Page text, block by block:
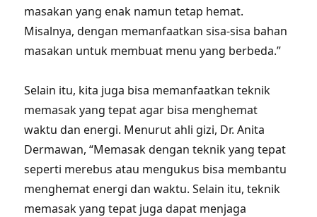
masakan yang enak namun tetap hemat.
Misalnya, dengan memanfaatkan sisa-sisa bahan
masakan untuk membuat menu yang berbeda.”
Selain itu, kita juga bisa memanfaatkan teknik
memasak yang tepat agar bisa menghemat
waktu dan energi. Menurut ahli gizi, Dr. Anita
Dermawan, “Memasak dengan teknik yang tepat
seperti merebus atau mengukus bisa membantu
menghemat energi dan waktu. Selain itu, teknik
memasak yang tepat juga dapat menjaga